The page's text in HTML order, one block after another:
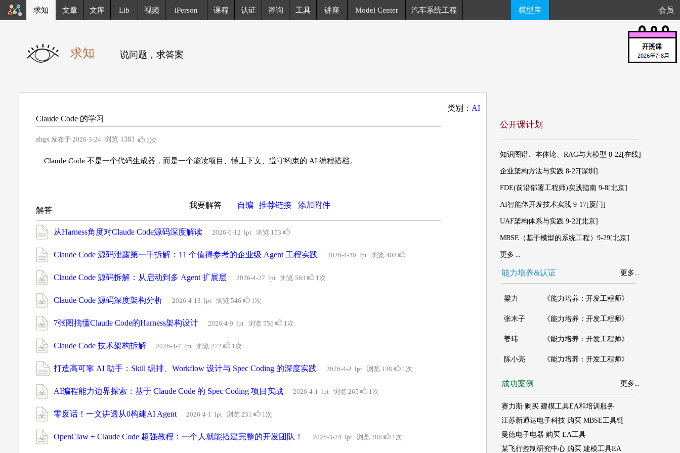
求知 文章 文库 Lib 视频 iPerson 课程 认证 咨询 工具 讲座 Model Center 汽车系统工程 模型库 会员
求知 说问题，求答案
类别： AI
Claude Code 的学习
zhgx 发布于 2026-3-24 浏览 1383 1次
Claude Code 不是一个代码生成器，而是一个能读项目、懂上下文、遵守约束的 AI 编程搭档。
解答
我要解答 自编 推荐链接 添加附件
从Harness角度对Claude Code源码深度解读 2026-6-12 lpt 浏览 153
Claude Code 源码泄露第一手拆解：11 个值得参考的企业级 Agent 工程实践 2026-4-30 lpt 浏览 408
Claude Code 源码拆解：从启动到多 Agent 扩展层 2026-4-27 lpt 浏览 563 1次
Claude Code 源码深度架构分析 2026-4-13 lpt 浏览 546 1次
7张图搞懂Claude Code的Harness架构设计 2026-4-9 lpt 浏览 556 1次
Claude Code 技术架构拆解 2026-4-7 lpt 浏览 272 1次
打造高可靠 AI 助手：Skill 编排、Workflow 设计与 Spec Coding 的深度实践 2026-4-2 lpt 浏览 138 1次
AI编程能力边界探索：基于 Claude Code 的 Spec Coding 项目实战 2026-4-1 lpt 浏览 265 1次
零废话！一文讲透从0构建AI Agent 2026-4-1 lpt 浏览 231 1次
OpenClaw + Claude Code 超强教程：一个人就能搭建完整的开发团队！ 2026-3-24 lpt 浏览 288 1次
公开课计划
知识图谱、本体论、RAG与大模型 8-22[在线]
企业架构方法与实践 8-27[深圳]
FDE(前沿部署工程师)实践指南 9-8[北京]
AI智能体开发技术实践 9-17[厦门]
UAF架构体系与实践 9-22[北京]
MBSE（基于模型的系统工程）9-29[北京]
更多 ...
能力培养&认证 更多...
成功案例 更多...